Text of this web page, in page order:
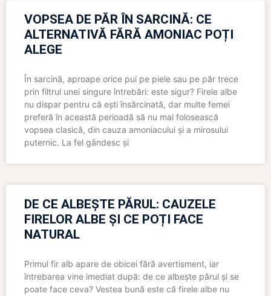
VOPSEA DE PĂR ÎN SARCINĂ: CE
ALTERNATIVĂ FĂRĂ AMONIAC POȚI
ALEGE
În sarcină, aproape orice pui pe piele sau pe păr trece
prin filtrul unei singure întrebări: este sigur? Firele albe
nu dispar pentru că ești însărcinată, dar multe femei
preferă în această perioadă să nu mai folosească
vopsea clasică, din cauza amoniacului și a mirosului
puternic. La fel gândesc și
DE CE ALBEȘTE PĂRUL: CAUZELE
FIRELOR ALBE ȘI CE POȚI FACE
NATURAL
Primul fir alb apare de obicei fără avertisment, iar
întrebarea vine imediat după: de ce albește părul și se
poate face ceva? Vestea bună este că firele albe nu